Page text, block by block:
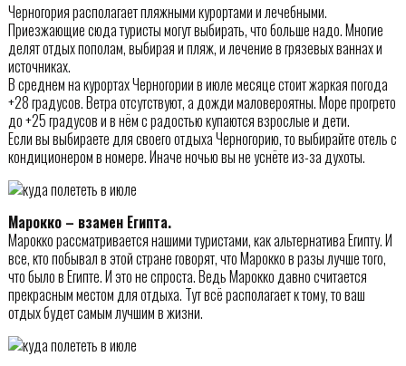
Черногория располагает пляжными курортами и лечебными.
Приезжающие сюда туристы могут выбирать, что больше надо. Многие
делят отдых пополам, выбирая и пляж, и лечение в грязевых ваннах и
источниках.
В среднем на курортах Черногории в июле месяце стоит жаркая погода
+28 градусов. Ветра отсутствуют, а дожди маловероятны. Море прогрето
до +25 градусов и в нём с радостью купаются взрослые и дети.
Если вы выбираете для своего отдыха Черногорию, то выбирайте отель с
кондиционером в номере. Иначе ночью вы не уснёте из-за духоты.
Марокко – взамен Египта.
Марокко рассматривается нашими туристами, как альтернатива Египту. И
все, кто побывал в этой стране говорят, что Марокко в разы лучше того,
что было в Египте. И это не спроста. Ведь Марокко давно считается
прекрасным местом для отдыха. Тут всё располагает к тому, то ваш
отдых будет самым лучшим в жизни.